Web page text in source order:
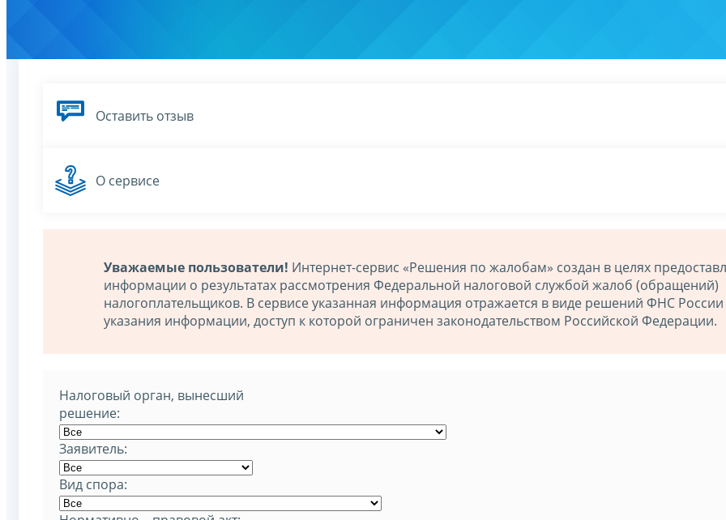
Оставить отзыв
О сервисе
Уважаемые пользователи! Интернет-сервис «Решения по жалобам» создан в целях
информации о результатах рассмотрения Федеральной налоговой службой жалоб (обращений)
налогоплательщиков. В сервисе указанная информация отражается в виде решений ФНС России
указания информации, доступ к которой ограничен законодательством Российской Федерации.
Налоговый орган, вынесший
решение:
Заявитель:
Вид спора: